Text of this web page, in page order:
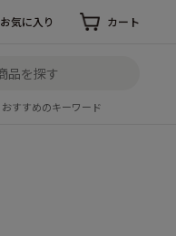
お気に入り カート
おすすめのキーワード